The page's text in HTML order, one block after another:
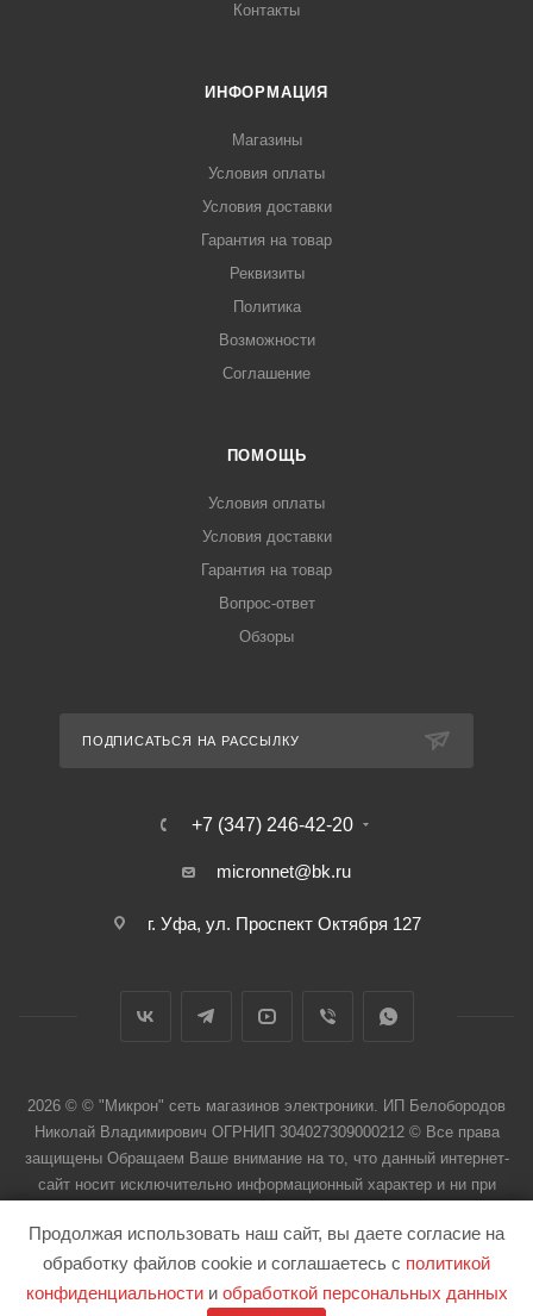
Контакты
ИНФОРМАЦИЯ
Магазины
Условия оплаты
Условия доставки
Гарантия на товар
Реквизиты
Политика
Возможности
Соглашение
ПОМОЩЬ
Условия оплаты
Условия доставки
Гарантия на товар
Вопрос-ответ
Обзоры
ПОДПИСАТЬСЯ НА РАССЫЛКУ
+7 (347) 246-42-20
micronnet@bk.ru
г. Уфа, ул. Проспект Октября 127
2026 © © "Микрон" сеть магазинов электроники. ИП Белобородов
Николай Владимирович ОГРНИП 304027309000212 © Все права
защищены Обращаем Ваше внимание на то, что данный интернет-
сайт носит исключительно информационный характер и ни при
Продолжая использовать наш сайт, вы даете согласие на
обработку файлов cookie и соглашаетесь с политикой
конфиденциальностии обработкой персональных данных